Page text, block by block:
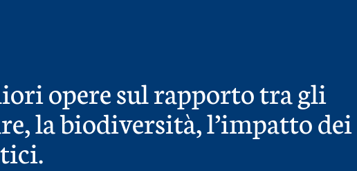
opere sul rapporto tra gli
la biodiversità, l’impatto dei